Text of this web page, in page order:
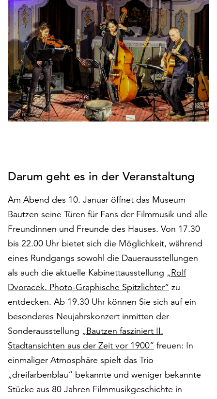
den
Betrieb
der
Seite
notwendig
sind
(funktionale
Cookies),
sowie
solche,
die
genutzt
Klicken
Sie
auf
„Alle
akzeptieren“,
um
alle
Cookies
zu
akzeptieren.
Sie
können
Ihr
Einverständnis
jederzeit
ändern
und
widerrufen.
Darum geht es in der Veranstaltung
Am Abend des 10. Januar öffnet das Museum
Bautzen seine Türen für Fans der Filmmusik und alle
Freundinnen und Freunde des Hauses. Von 17.30
bis 22.00 Uhr bietet sich die Möglichkeit, während
eines Rundgangs sowohl die Dauerausstellungen
als auch die aktuelle Kabinettausstellung „Rolf
Dvoracek. Photo-Graphische Spitzlichter“ zu
entdecken. Ab 19.30 Uhr können Sie sich auf ein
besonderes Neujahrskonzert inmitten der
Sonderausstellung „Bautzen fasziniert II.
Stadtansichten aus der Zeit vor 1900“ freuen: In
einmaliger Atmosphäre spielt das Trio
„dreifarbenblau“ bekannte und weniger bekannte
Stücke aus 80 Jahren Filmmusikgeschichte in